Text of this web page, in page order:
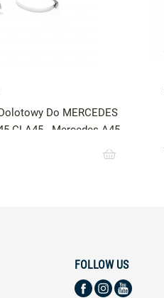
Do MERCEDES
CLA45 - Mercedes A45
FOLLOW US